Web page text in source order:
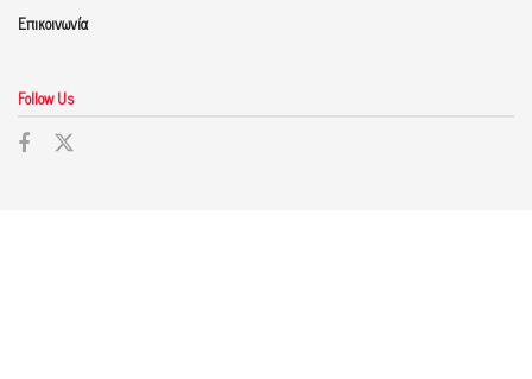
Επικοινωνία
Follow Us